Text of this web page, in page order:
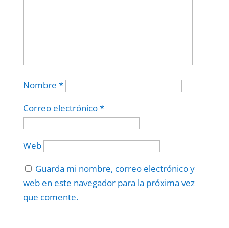
Nombre *
Correo electrónico*
Web
Guarda mi nombre, correo electrónico y
web en este navegador para la próxima vez
que comente.